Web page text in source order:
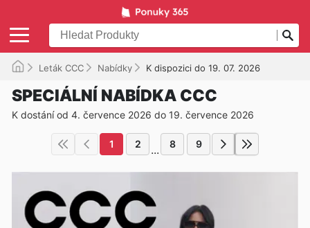
Leták CCC Nabídky K dispozici do 19. 07. 2026
SPECIÁLNÍ NABÍDKA CCC
K dostání od 4. července 2026 do 19. července 2026
1 2 ... 8 9